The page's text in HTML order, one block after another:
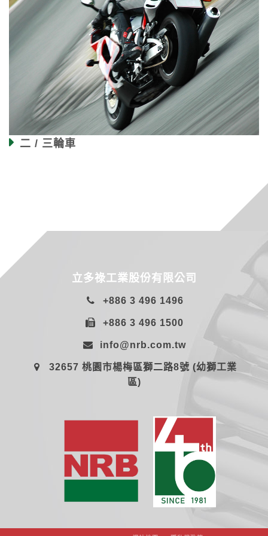
二 / 三輪車
立多祿工業股份有限公司
+886 3 496 1496
+886 3 496 1500
info@nrb.com.tw
32657 桃園市楊梅區獅二路8號 (幼獅工業
區)